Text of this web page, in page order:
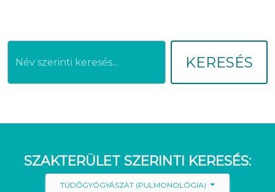
KERESÉS
SZAKTERÜLET SZERINTI KERESÉS:
TÜDŐGYÓGYÁSZAT (PULMONOLÓGIA)